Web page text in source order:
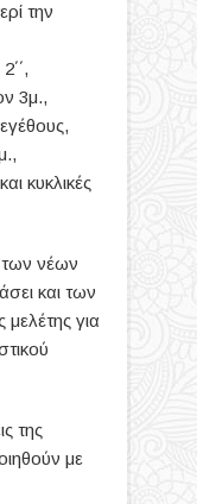
την
3μ.,
κυκλικές
των νέων
και των
μελέτης για
της
με